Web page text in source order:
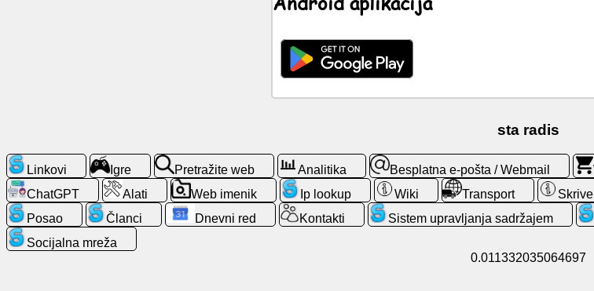
Kontakti
Igre
Pretražite
web
sta radis
Linkovi Igre Pretražite web Analitika Besplatna e-pošta / Webmail
ChatGPT
Alati Web imenik Ip lookup Wiki Transport
Posao
Članci Dnevni red Kontakti Sistem upravljanja sadržajem
Socijalna mreža
0.011332035064697